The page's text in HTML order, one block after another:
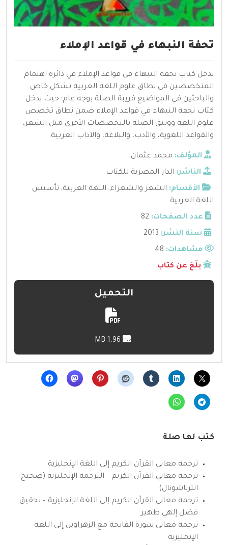
تحفة النبهاء في قواعد الإملاء
يدخل كتاب تحفة النبهاء في قواعد الإملاء في دائرة اهتمام
المتخصصين في نطاق علوم اللغة العربية بشكل خاص
والباحثين في المواضيع قريبة الصلة بوجه عام؛ حيث يدخل
كتاب تحفة النبهاء في قواعد الإملاء ضمن نطاق تخصص
علوم اللغة ووثيق الصلة بالتخصصات الأخرى مثل الشعر،
والقواعد اللغوية، والأدب، والبلاغة، والآداب العربية.
المؤلف: محمد عثمان
الناشر: الدار المصرية للكتاب
الأقسام: الشعر والشعراء, اللغة العربية, تأسيس
اللغة العربية
عدد الصفحات: 82
سنة النشر: 2013
مشاهدات:
بلّغ عن كتاب
التحميل
كتب لها صلة
ترجمة معاني القرآن الكريم إلى اللغة الإنجليزية
ترجمة معاني القرآن الكريم – الترجمة الإنجليزية (صحيح
انترناشونال)
ترجمة معاني القرآن الكريم إلى اللغة الإنجليزية – تحقيق
فضل إلهي ظهير
ترجمة معاني سورة الفاتحة مع الزهراوين إلى اللغة
الإنجليزية